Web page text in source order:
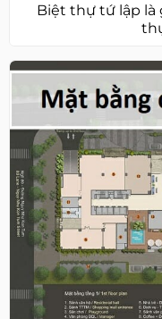
Biệt thự tứ lập